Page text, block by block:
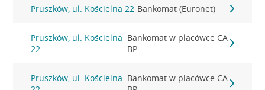
Pruszków, ul. Kościelna 22 Bankomat (Euronet)
Pruszków, ul. Kościelna
22
Bankomat w placówce CA
BP
Pruszków, ul. Kościelna Bankomat w placówce CA